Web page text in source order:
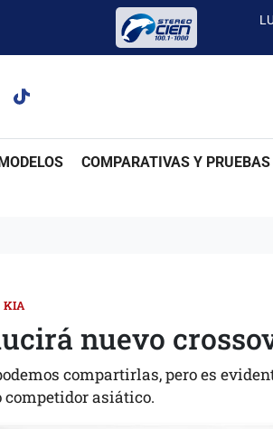
COMPARATIVAS Y PRUEBAS
KIA
nuevo
compartirlas, pero es
asiático.